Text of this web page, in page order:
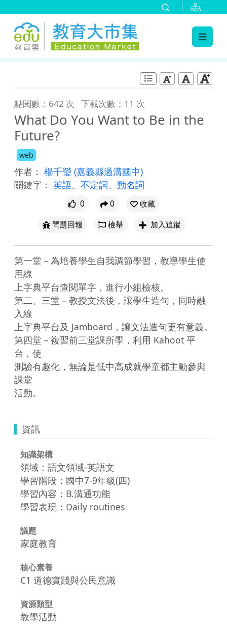
點閱數：642 次 下載次數：11 次
What Do You Want to Be in the
Future?
web
作者： 楊千瑩 (嘉義縣過溝國中)
關鍵字： 英語、不定詞、動名詞
0 0
收藏
問題回報
檢舉 加入追蹤
第一堂－為培養學生自我調節學習，教導學生使
用線
上字典平台查閱單字，進行小組檢核。
第二、三堂－教授文法後，讓學生造句，同時融
入線
上字典平台及 Jamboard，讓文法造句更有意義。
第四堂－複習前三堂課所學，利用 Kahoot 平
台，使
測驗有趣化，無論是低中高成就學童都主動參與
課堂
活動。
資訊
知識架構
領域：語文領域-英語文
學習階段：國中7-9年級(四)
學習內容：B.溝通功能
學習表現：Daily routines
議題
家庭教育
核心素養
C1 道德實踐與公民意識
資源類型
教學活動